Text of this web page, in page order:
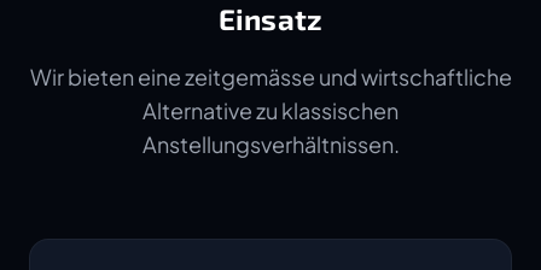
Einsatz
Wir bieten eine zeitgemässe und wirtschaftliche
Alternative zu klassischen
Anstellungsverhältnissen.